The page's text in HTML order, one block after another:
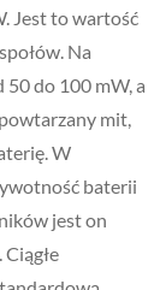
Jest to wartość
Na
50 do 100 mW, a
mit,
W
baterii
jest on